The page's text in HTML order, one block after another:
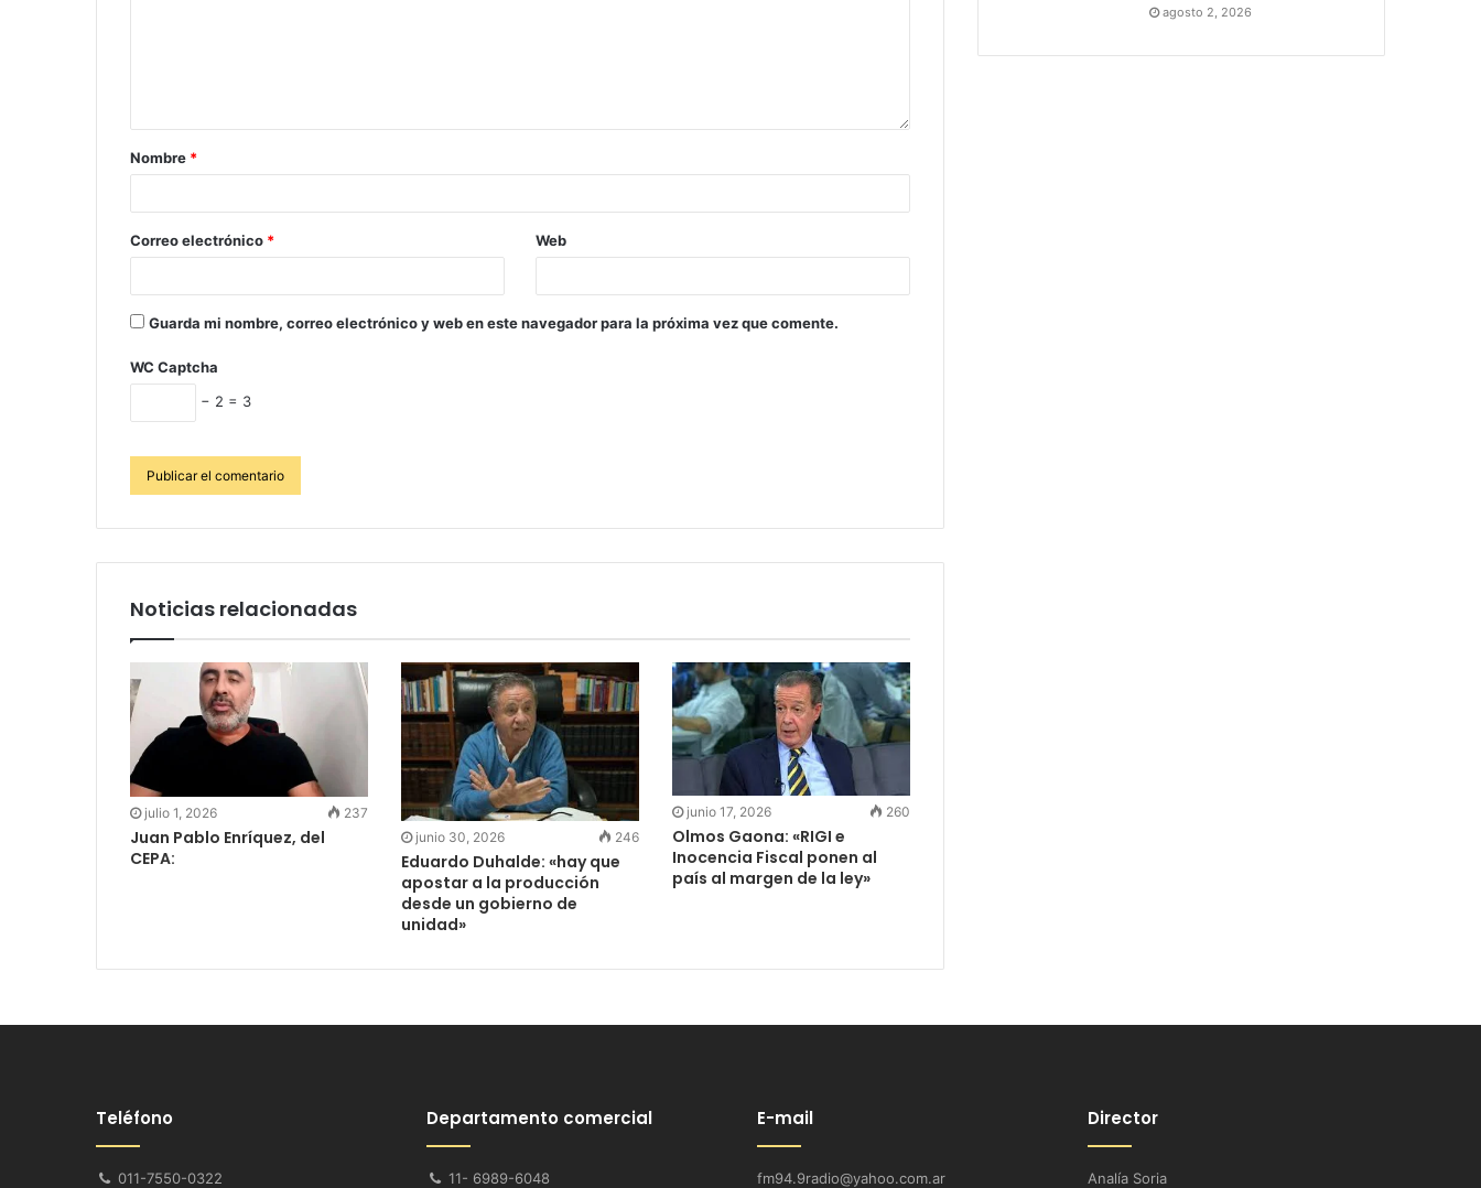
Nombre *
Correo electrónico * Web
Guarda mi nombre, correo electrónico y web en este navegador para la próxima vez que comente.
WC Captcha
− 2 = 3
Noticias relacionadas
julio 1, 2026 237
Juan Pablo Enríquez, del
CEPA:
junio 30, 2026 246
Eduardo Duhalde: «hay que
apostar a la producción
desde un gobierno de
unidad»
junio 17, 2026 260
Olmos Gaona: «RIGI e
Inocencia Fiscal ponen al
país al margen de la ley»
agosto 2, 2026
Teléfono
011-7550-0322
Departamento comercial
11- 6989-6048
E-mail
fm94.9radio@yahoo.com.ar
Director
Analía Soria